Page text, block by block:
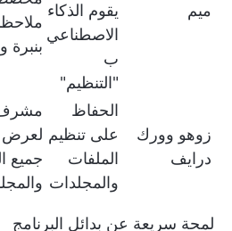
ميم
يقوم الذكاء
الاصطناعي
ب
"التنظيم"
بنبرة
زوهو وورك
درايف
الحفاظ
على تنظيم
الملفات
والمجلدات
لعرض
جميع
لمحة سريعة عن بدائل البرنامج